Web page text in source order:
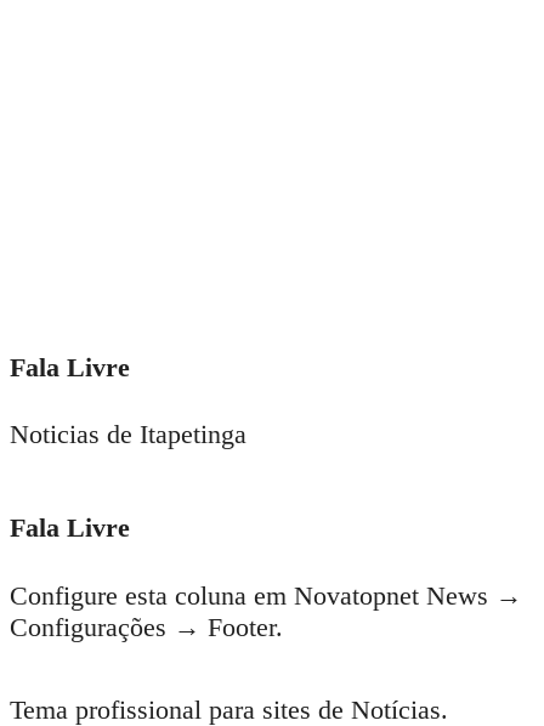
Fala Livre
Noticias de Itapetinga
Fala Livre
Configure esta coluna em Novatopnet News →
Configurações → Footer.
Tema profissional para sites de Notícias.